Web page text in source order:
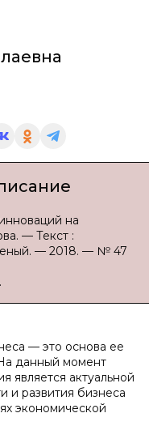
на
— Текст :
— 2018. — № 47
— это основа ее
данный момент
является актуальной
и развития бизнеса
экономической